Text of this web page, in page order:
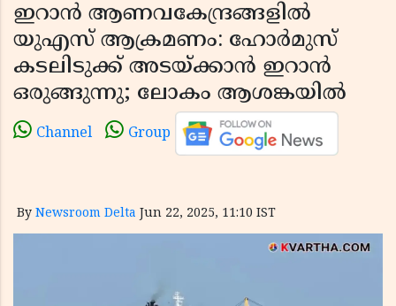
ഇറാൻ ആണവകേന്ദ്രങ്ങളിൽ
യുഎസ് ആക്രമണം: ഹോർമുസ്
കടലിടുക്ക് അടയ്ക്കാൻ ഇറാൻ
ഒരുങ്ങുന്നു; ലോകം ആശങ്കയിൽ
Channel Group
By Newsroom Delta Jun 22, 2025, 11:10 IST